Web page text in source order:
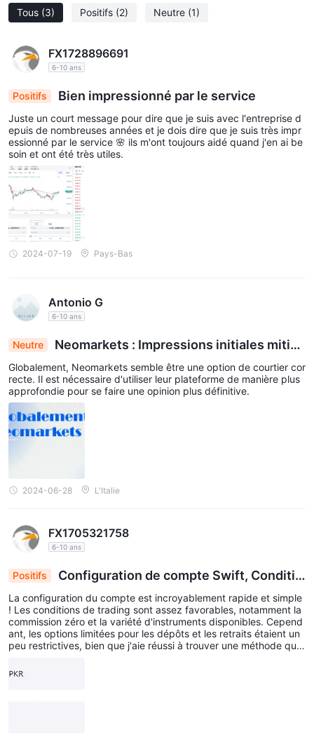
Tous (3) Positifs (2) Neutre (1)
FX1728896691
6-10 ans
Positifs Bien impressionné par le service
Juste un court message pour dire que je suis avec l'entreprise d
epuis de nombreuses années et je dois dire que je suis très impr
essionné par le service 🌸 ils m'ont toujours aidé quand j'en ai be
soin et ont été très utiles.
2024-07-19 Pays-Bas
Antonio G
6-10 ans
Neutre
Neomarkets : Impressions initiales mitigé
es, besoin d'une exploration plus approfondie
Globalement, Neomarkets semble être une option de courtier cor
recte. Il est nécessaire d'utiliser leur plateforme de manière plus
approfondie pour se faire une opinion plus définitive.
2024-06-28 L'Italie
FX1705321758
6-10 ans
Positifs
Configuration de compte Swift, Conditio
ns de trading favorables; Options de dépôt-retrai
t limitées
La configuration du compte est incroyablement rapide et simple
! Les conditions de trading sont assez favorables, notamment la
commission zéro et la variété d'instruments disponibles. Cepend
ant, les options limitées pour les dépôts et les retraits étaient un
peu restrictives, bien que j'aie réussi à trouver une méthode qui f